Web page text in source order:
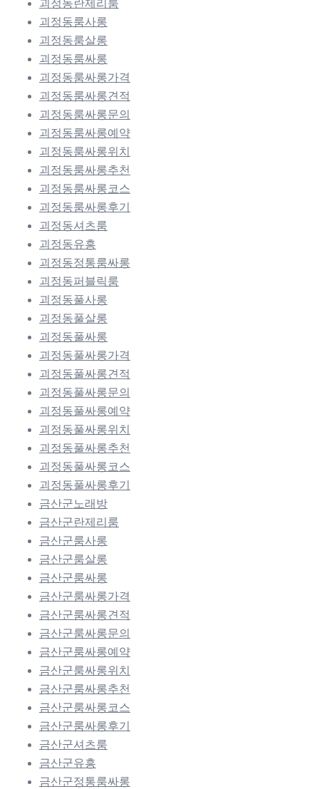
괴정동란제리룸
괴정동룸사롱
괴정동룸살롱
괴정동룸싸롱
괴정동룸싸롱가격
괴정동룸싸롱견적
괴정동룸싸롱문의
괴정동룸싸롱예약
괴정동룸싸롱위치
괴정동룸싸롱추천
괴정동룸싸롱코스
괴정동룸싸롱후기
괴정동셔츠룸
괴정동유흥
괴정동정통룸싸롱
괴정동퍼블릭룸
괴정동풀사롱
괴정동풀살롱
괴정동풀싸롱
괴정동풀싸롱가격
괴정동풀싸롱견적
괴정동풀싸롱문의
괴정동풀싸롱예약
괴정동풀싸롱위치
괴정동풀싸롱추천
괴정동풀싸롱코스
괴정동풀싸롱후기
금산군노래방
금산군란제리룸
금산군룸사롱
금산군룸살롱
금산군룸싸롱
금산군룸싸롱가격
금산군룸싸롱견적
금산군룸싸롱문의
금산군룸싸롱예약
금산군룸싸롱위치
금산군룸싸롱추천
금산군룸싸롱코스
금산군룸싸롱후기
금산군셔츠룸
금산군유흥
금산군정통룸싸롱